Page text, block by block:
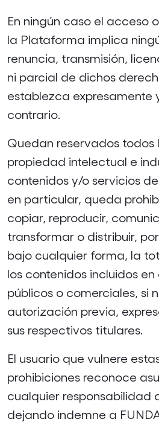
En ningún caso el acceso
la Plataforma implica
renuncia, transmisión,
ni parcial de dichos
establezca expresamente
contrario.
Quedan reservados todos
propiedad intelectual e
contenidos y/o servicios
en particular, queda
copiar, reproducir,
transformar o distribuir,
bajo cualquier forma, la
los contenidos incluidos
públicos o comerciales, si
autorización previa,
sus respectivos titulares.
El usuario que vulnere
prohibiciones reconoce
cualquier responsabilidad
dejando indemne a